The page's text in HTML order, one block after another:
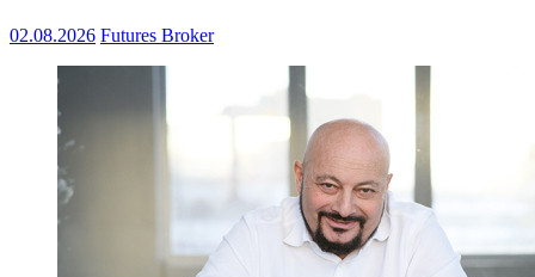
02.08.2026 Futures Broker